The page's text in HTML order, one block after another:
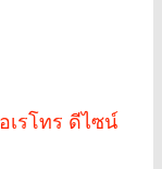
เรโทร ดีไซน์